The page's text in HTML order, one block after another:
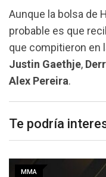
Aunque la bolsa de
probable es que
que compitieron en
Justin Gaethje,
Alex Pereira.
Te podría
MMA